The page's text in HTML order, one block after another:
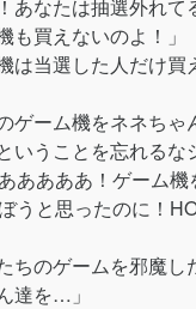
あなたは抽選外れて
も買えないのよ！」
は当選した人だけ買
ゲーム機をネネちゃ
いうことを忘れるな
ああああ！ゲーム
うと思ったのに！
ちのゲームを邪魔し
達を…」